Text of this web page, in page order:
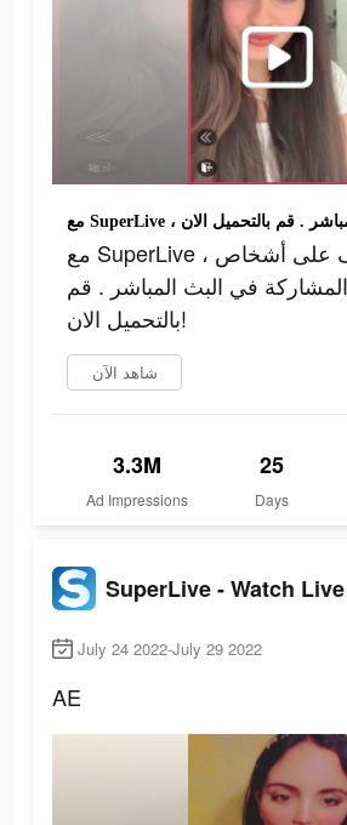
مع SuperLive ، يمكنك التعرف على أشخاص
في البث المباشر . قم
بالتحميل الان!
شاهد الآن
3.3M
Ad Impressions
25
Days
July 24 2022-July 29 2022
AE